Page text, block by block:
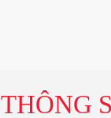
THÔNG